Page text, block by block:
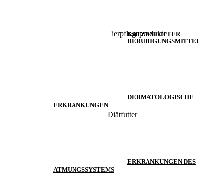
BERUHIGUNGSMITTEL
DERMATOLOGISCHE
ERKRANKUNGEN
ERKRANKUNGEN DES
ATMUNGSSYSTEMS
Tierpflegeprodukte
Diätfutter
KATZEN
KATZENFUTTER